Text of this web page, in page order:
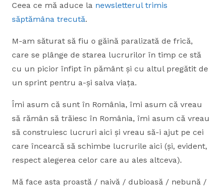
Ceea ce mă aduce la newsletterul trimis
săptămâna trecută.
M-am săturat să fiu o găină paralizată de frică,
care se plânge de starea lucrurilor în timp ce stă
cu un picior înfipt în pământ și cu altul pregătit de
un sprint pentru a-și salva viața.
Îmi asum că sunt în România, îmi asum că vreau
să rămân să trăiesc în România, îmi asum că vreau
să construiesc lucruri aici și vreau să-i ajut pe cei
care încearcă să schimbe lucrurile aici (și, evident,
respect alegerea celor care au ales altceva).
Mă face asta proastă / naivă / dubioasă / nebună /